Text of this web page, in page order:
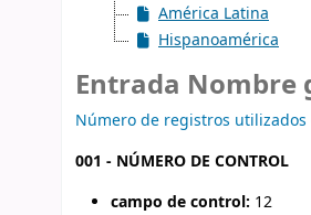
América Latina
Hispanoamérica
Entrada Nombre
Número de registros utilizados
001 - NÚMERO DE CONTROL
campo de control: 12